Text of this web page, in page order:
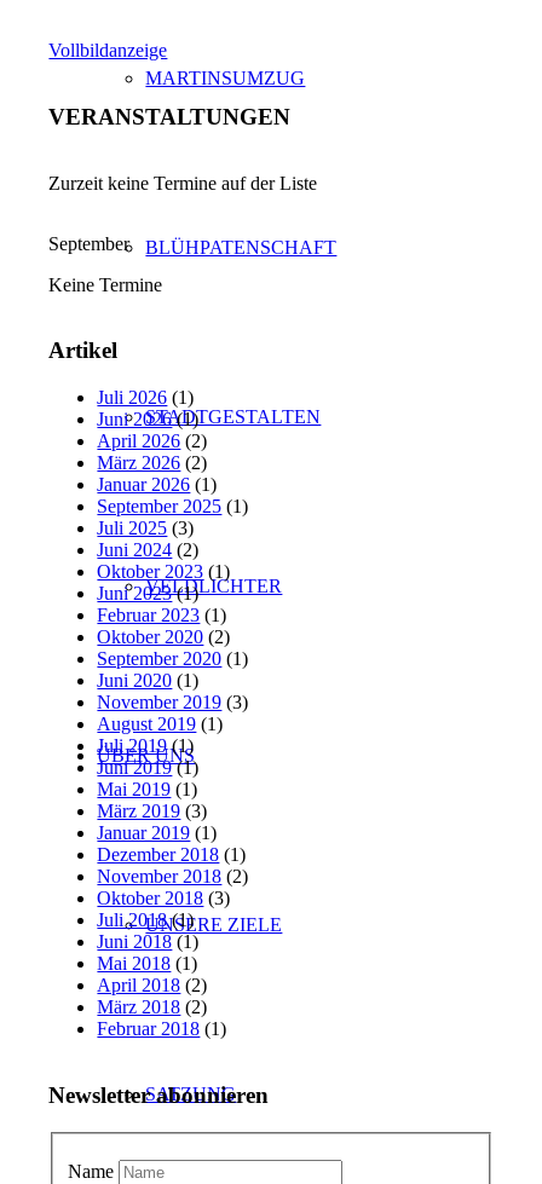
MARTINSUMZUG
BLÜHPATENSCHAFT
STADTGESTALTEN
VELDLICHTER
ÜBER UNS
UNSERE ZIELE
SATZUNG
Vollbildanzeige
VERANSTALTUNGEN
Zurzeit keine Termine auf der Liste
September
Keine Termine
Artikel
Juli 2026 (1)
Juni 2026(1)
April 2026 (2)
März 2026 (2)
Januar 2026 (1)
September 2025 (1)
Juli 2025 (3)
Juni 2024 (2)
Oktober 2023 (1)
Juni 2023(1)
Februar 2023 (1)
Oktober 2020 (2)
September 2020 (1)
Juni 2020 (1)
November 2019 (3)
August 2019 (1)
Juli 2019(1)
Juni 2019(1)
Mai 2019 (1)
März 2019 (3)
Januar 2019 (1)
Dezember 2018 (1)
November 2018 (2)
Oktober 2018 (3)
Juli 2018(1)
Juni 2018 (1)
Mai 2018 (1)
April 2018 (2)
März 2018 (2)
Februar 2018 (1)
Newsletter abonnieren
Name